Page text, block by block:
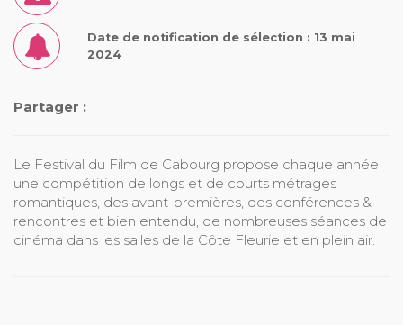
Date de notification de sélection : 13 mai
2024
Partager :
Le Festival du Film de Cabourg propose chaque année
une compétition de longs et de courts métrages
romantiques, des avant-premières, des conférences &
rencontres et bien entendu, de nombreuses séances de
cinéma dans les salles de la Côte Fleurie et en plein air.